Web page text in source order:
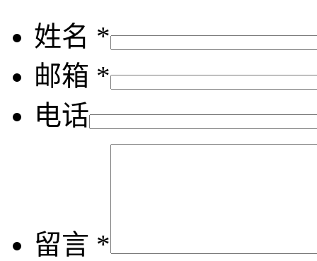
姓名 *
邮箱 *
电话
留言 *